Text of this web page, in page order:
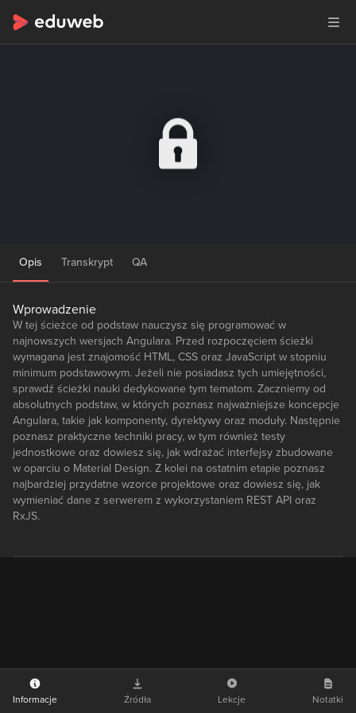
Opis Transkrypt QA
Wprowadzenie
W tej ścieżce od podstaw nauczysz się programować w
najnowszych wersjach Angulara. Przed rozpoczęciem ścieżki
wymagana jest znajomość HTML, CSS oraz JavaScript w stopniu
minimum podstawowym. Jeżeli nie posiadasz tych umiejętności,
sprawdź ścieżki nauki dedykowane tym tematom. Zaczniemy od
absolutnych podstaw, w których poznasz najważniejsze koncepcje
Angulara, takie jak komponenty, dyrektywy oraz moduły. Następnie
poznasz praktyczne techniki pracy, w tym również testy
jednostkowe oraz dowiesz się, jak wdrażać interfejsy zbudowane
w oparciu o Material Design. Z kolei na ostatnim etapie poznasz
najbardziej przydatne wzorce projektowe oraz dowiesz się, jak
wymieniać dane z serwerem z wykorzystaniem REST API oraz
RxJS.
Informacje Źródła Lekcje Notatki